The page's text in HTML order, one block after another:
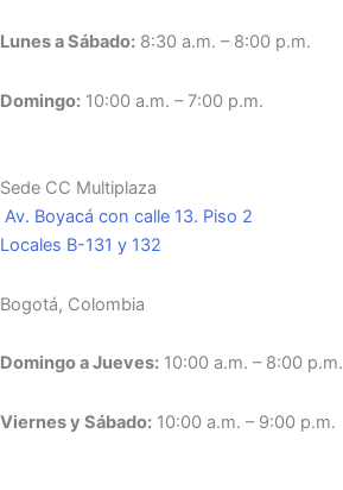
Lunes a Sábado: 8:30 a.m. – 8:00 p.m.
Domingo: 10:00 a.m. – 7:00 p.m.
Sede CC Multiplaza
Av. Boyacá con calle 13. Piso 2
Locales B-131 y 132
Bogotá, Colombia
Domingo a Jueves: 10:00 a.m. – 8:00 p.m.
Viernes y Sábado: 10:00 a.m. – 9:00 p.m.